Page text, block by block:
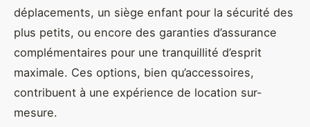
déplacements, un siège enfant pour la sécurité des
plus petits, ou encore des garanties d’assurance
complémentaires pour une tranquillité d’esprit
maximale. Ces options, bien qu’accessoires,
contribuent à une expérience de location sur-
mesure.